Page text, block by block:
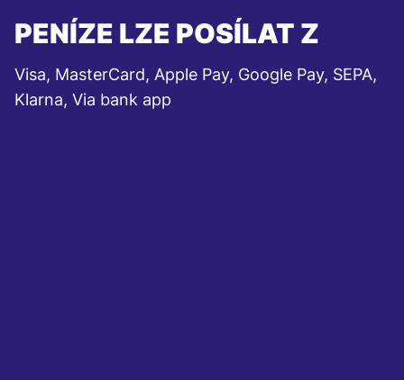
PENÍZE LZE POSÍLAT Z
Visa, MasterCard, Apple Pay, Google Pay, SEPA,
Klarna, Via bank app